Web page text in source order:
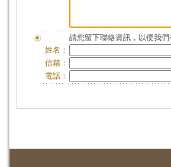
請您留下聯絡資訊，以便我
姓名：
信箱：
電話：